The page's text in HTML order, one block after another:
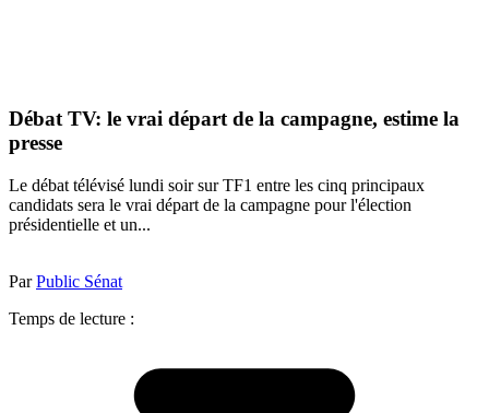
Débat TV: le vrai départ de la campagne, estime la
presse
Le débat télévisé lundi soir sur TF1 entre les cinq principaux
candidats sera le vrai départ de la campagne pour l'élection
présidentielle et un...
ParPublic Sénat
Temps de lecture :